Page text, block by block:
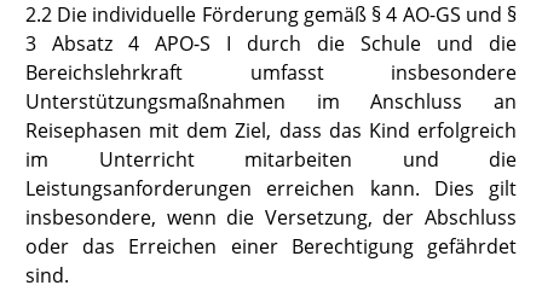
2.2 Die individuelle Förderung gemäß § 4 AO-GS und §
3 Absatz 4 APO-S I durch die Schule und die
Bereichslehrkraft umfasst insbesondere
Unterstützungsmaßnahmen im Anschluss an
Reisephasen mit dem Ziel, dass das Kind erfolgreich
im Unterricht mitarbeiten und die
Leistungsanforderungen erreichen kann. Dies gilt
insbesondere, wenn die Versetzung, der Abschluss
oder das Erreichen einer Berechtigung gefährdet
sind.